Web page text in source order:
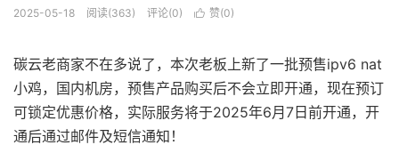
2025-05-18 阅读(363) 评论(0)  赞(0)
碳云老商家不在多说了，本次老板上新了一批预售ipv6 nat
小鸡，国内机房，预售产品购买后不会立即开通，现在预订
可锁定优惠价格，实际服务将于2025年6月7日前开通，开
通后通过邮件及短信通知！